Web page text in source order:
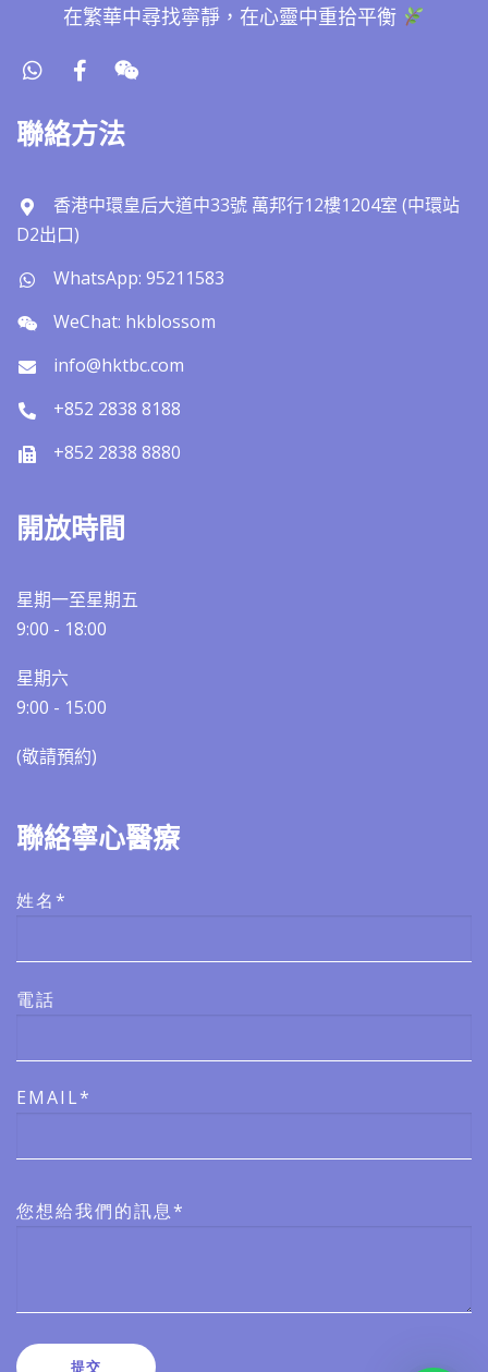
在繁華中尋找寧靜，在心靈中重拾平衡
聯絡方法
香港中環皇后大道中33號 萬邦行12樓1204室 (中環站
D2出口)
WhatsApp: 95211583
WeChat: hkblossom
info@hktbc.com
+852 2838 8188
+852 2838 8880
開放時間
星期一至星期五
9:00 - 18:00
星期六
9:00 - 15:00
(敬請預約)​​
聯絡寧心醫療
姓名*
電話
EMAIL*
您想給我們的訊息*